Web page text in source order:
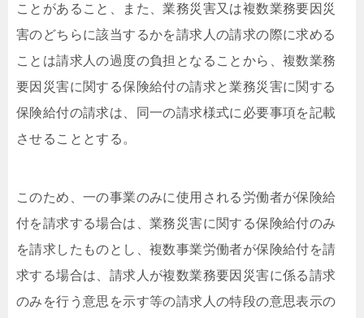
ことがあること、また、業務災害又は複数業務要因災
害のどちらに該当するかを請求人の請求の際に求める
ことは請求人の過度の負担となることから、複数業務
要因災害に関する保険給付の請求と業務災害に関する
保険給付の請求は、同一の請求様式に必要事項を記載
させることとする。
このため、一の事業のみに使用される労働者が保険給
付を請求する場合は、業務災害に関する保険給付のみ
を請求したものとし、複数事業労働者が保険給付を請
求する場合は、請求人が複数業務要因災害に係る請求
のみを行う意思を示す等の請求人の特段の意思表示の